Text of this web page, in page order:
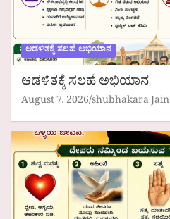
ಆಡಳಿತಕ್ಕೆ ಸಲಹೆ ಅಭಿಯಾನ
ಆಡಳಿತಕ್ಕೆ ಸಲಹೆ ಅಭಿಯಾನ
August 7, 2026 shubhakara Jain